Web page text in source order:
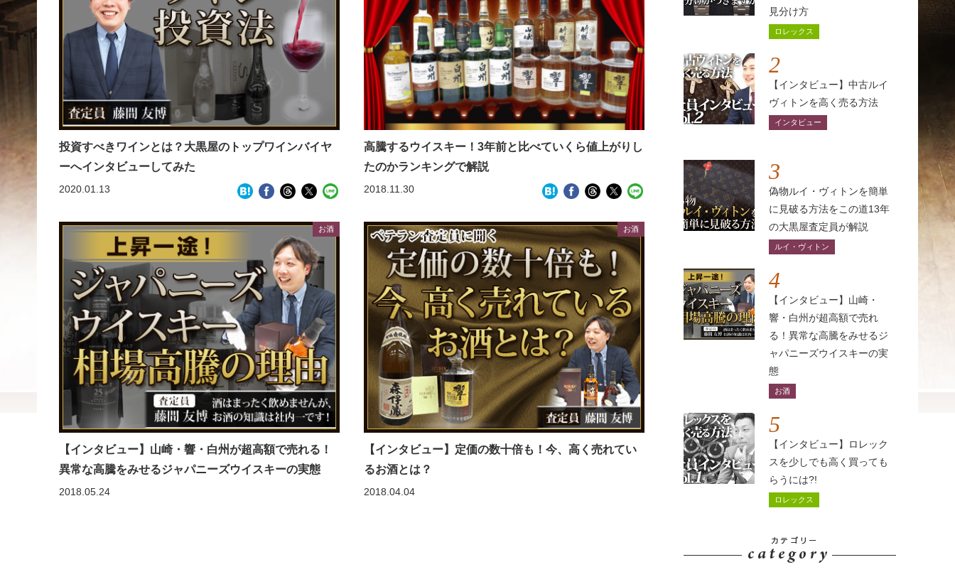
投資すべきワインとは？大黒屋のトップワインバイヤ
ーへインタビューしてみた
2020.01.13
高騰するウイスキー！3年前と比べていくら値上がりし
たのかランキングで解説
2018.11.30
お酒
【インタビュー】山崎・響・白州が超高額で売れる！
異常な高騰をみせるジャパニーズウイスキーの実態
2018.05.24
お酒
【インタビュー】定価の数十倍も！今、高く売れてい
るお酒とは？
2018.04.04
見分け方
ロレックス
2
【インタビュー】中古ルイ
ヴィトンを高く売る方法
インタビュー
3
偽物ルイ・ヴィトンを簡単
に見破る方法をこの道13年
の大黒屋査定員が解説
ルイ・ヴィトン
4
【インタビュー】山崎・
響・白州が超高額で売れ
る！異常な高騰をみせるジ
ャパニーズウイスキーの実
態
お酒
5
【インタビュー】ロレック
スを少しでも高く買っても
らうには?!
ロレックス